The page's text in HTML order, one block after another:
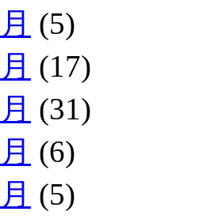
(5)
(17)
(31)
(6)
(5)